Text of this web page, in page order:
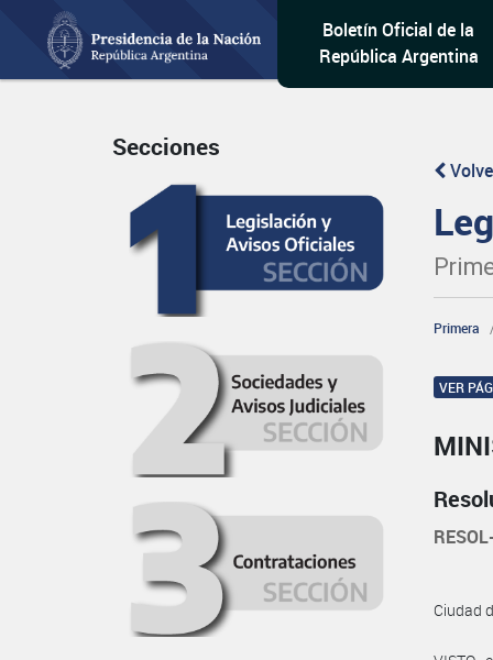
Boletín Oficial de la
República Argentina
Secciones
Primera
VER
Ciudad